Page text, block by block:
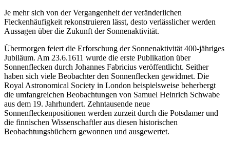
Je mehr sich von der Vergangenheit der veränderlichen
Fleckenhäufigkeit rekonstruieren lässt, desto verlässlicher werden
Aussagen über die Zukunft der Sonnenaktivität.
Übermorgen feiert die Erforschung der Sonnenaktivität 400-jähriges
Jubiläum. Am 23.6.1611 wurde die erste Publikation über
Sonnenflecken durch Johannes Fabricius veröffentlicht. Seither
haben sich viele Beobachter den Sonnenflecken gewidmet. Die
Royal Astronomical Society in London beispielsweise beherbergt
die umfangreichen Beobachtungen von Samuel Heinrich Schwabe
aus dem 19. Jahrhundert. Zehntausende neue
Sonnenfleckenpositionen werden zurzeit durch die Potsdamer und
die finnischen Wissenschaftler aus diesen historischen
Beobachtungsbüchern gewonnen und ausgewertet.